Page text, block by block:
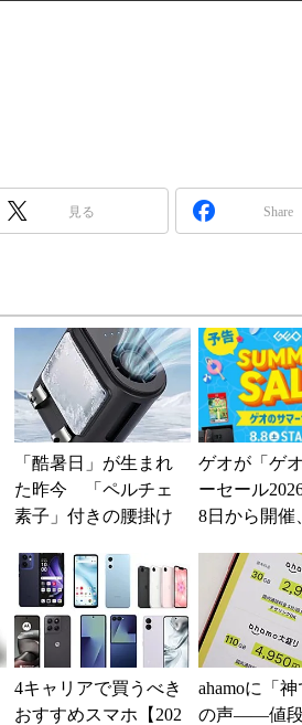
見る Share
「酷暑日」が生まれ
た昨今 「ペルチェ
素子」付きの腰掛け
る？
ゲオが「ゲ
ーセール
8日から開催
得に
4キャリアで買うべき
おすすめスマホ【202
ahamoに「
の声――値段